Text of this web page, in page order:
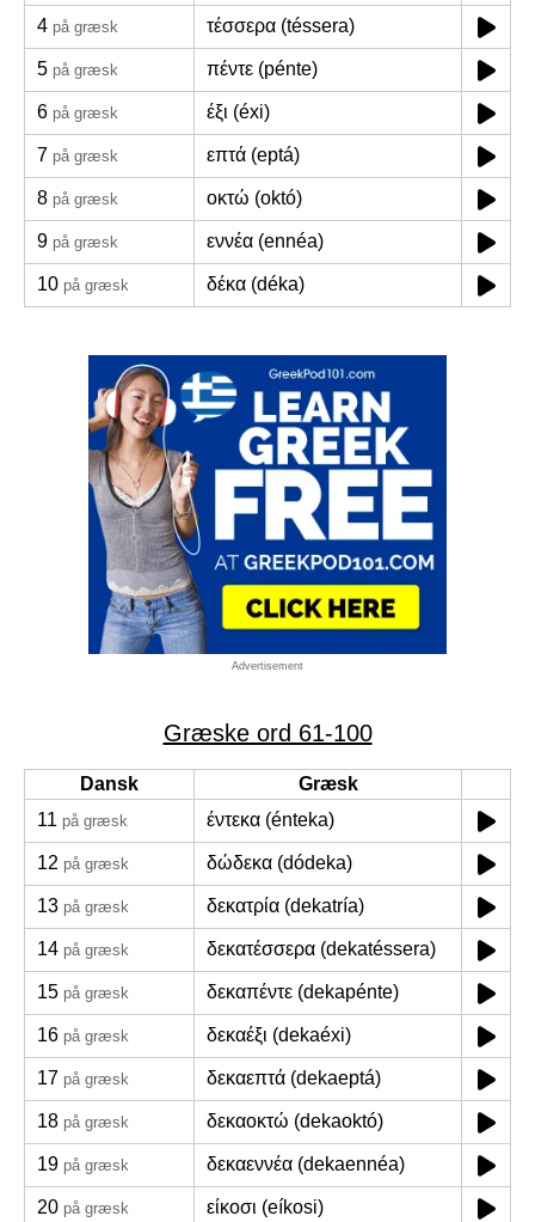
4 på græsk τέσσερα (téssera)
5 på græsk πέντε (pénte)
6 på græsk έξι (éxi)
7 på græsk επτά (eptá)
8 på græsk οκτώ (októ)
9 på græsk εννέα (ennéa)
10 på græsk δέκα (déka)
Advertisement
Græske ord 61-100
Dansk
Græsk
11 på græsk έντεκα (énteka)
12 på græsk δώδεκα (dódeka)
13 på græsk δεκατρία (dekatría)
14 på græsk δεκατέσσερα (dekatéssera)
15 på græsk δεκαπέντε (dekapénte)
16 på græsk δεκαέξι (dekaéxi)
17 på græsk δεκαεπτά (dekaeptá)
18 på græsk δεκαοκτώ (dekaoktó)
19 på græsk δεκαεννέα (dekaennéa)
20 på græsk είκοσι (eíkosi)